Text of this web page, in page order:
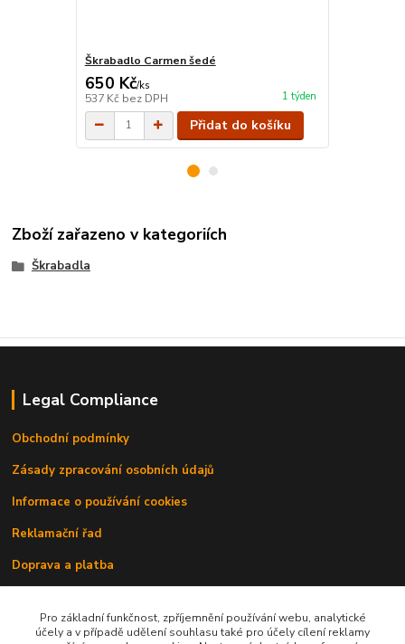
Škrabadlo Carmen šedé
650 Kč/ks
537 Kč bez DPH 1 týden
Přidat do košíku
Zboží zařazeno v kategoriích
Škrabadla
Legal Compliance
Obchodní podmínky
Zásady zpracování osobních údajů
Informace o používání cookies
Reklamační řad
Doprava a platba
Pro základní funkčnost, zpříjemnění používání webu, analytické
účely a v případě udělení souhlasu také pro účely cílení reklamy